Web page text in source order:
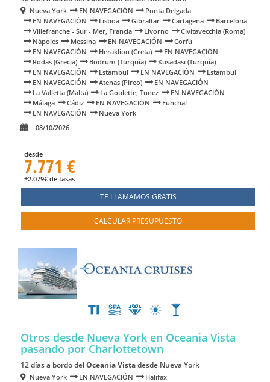
Nueva York EN NAVEGACIÓN
Ponta Delgada
EN NAVEGACIÓN
Lisboa Gibraltar Cartagena
Barcelona
Villefranche - Sur - Mer, Francia
Livorno
Civitavecchia (Roma)
Nápoles
Messina EN NAVEGACIÓN
Corfú
EN NAVEGACIÓN
Heraklion (Creta)
EN NAVEGACIÓN
Rodas (Grecia)
Bodrum (Turquía)
Kusadasi (Turquía)
EN NAVEGACIÓN
Estambul EN NAVEGACIÓN
Estambul
EN NAVEGACIÓN
Atenas (Pireo)
EN NAVEGACIÓN
La Valletta (Malta)
La Goulette, Tunez
EN NAVEGACIÓN
Málaga
Cádiz EN NAVEGACIÓN
Funchal
EN NAVEGACIÓN
Nueva York
08/10/2026
desde
7.771 €
+2.079€ de tasas
TE LLAMAMOS GRATIS
CALCULAR PRESUPUESTO
Otros desde Nueva York en Oceania Vista
pasando por Charlottetown
12 días a bordo delOceania Vistadesde Nueva York
Nueva York EN NAVEGACIÓN
Halifax